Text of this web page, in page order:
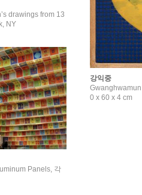
drawings from 13
York, NY
강익중
0 x 60 x 4 cm
Panels, 각